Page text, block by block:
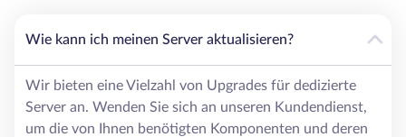
Wie kann ich meinen Server aktualisieren?
Wir bieten eine Vielzahl von Upgrades für dedizierte
Server an. Wenden Sie sich an unseren Kundendienst,
um die von Ihnen benötigten Komponenten und deren